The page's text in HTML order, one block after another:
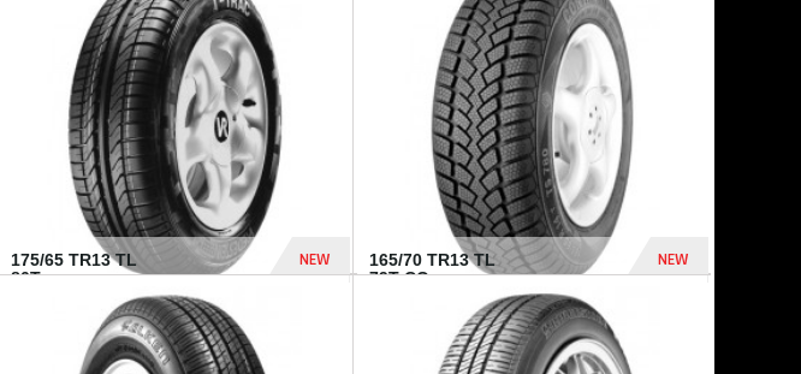
175/65 TR13 TL
80T...
NEW
165/70 TR13 TL
79T CO...
NEW
364 Dhs